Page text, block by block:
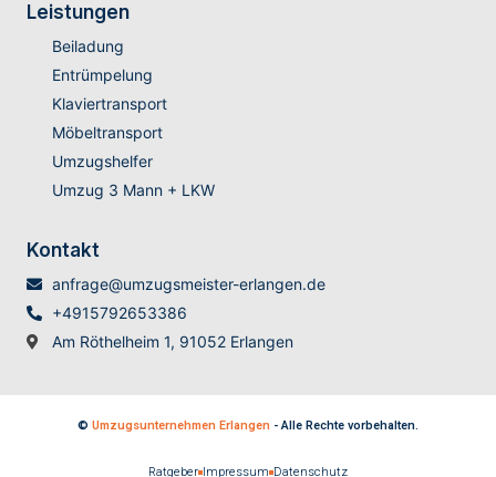
Leistungen
Beiladung
Entrümpelung
Klaviertransport
Möbeltransport
Umzugshelfer
Umzug 3 Mann + LKW
Kontakt
anfrage@umzugsmeister-erlangen.de
+4915792653386
Am Röthelheim 1, 91052 Erlangen
© Umzugsunternehmen Erlangen - Alle Rechte vorbehalten.
Ratgeber Impressum Datenschutz